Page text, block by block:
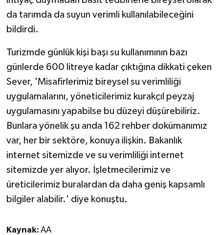
da tarımda da suyun verimli kullanılabileceğini
bildirdi.
Turizmde günlük kişi başı su kullanımının bazı
günlerde 600 litreye kadar çıktığına dikkati çeken
Sever, 'Misafirlerimiz bireysel su verimliliği
uygulamalarını, yöneticilerimiz kurakçıl peyzaj
uygulamasını yapabilse bu düzeyi düşürebiliriz.
Bunlara yönelik şu anda 162 rehber dokümanımız
var, her bir sektöre, konuya ilişkin. Bakanlık
internet sitemizde ve su verimliliği internet
sitemizde yer alıyor. İşletmecilerimiz ve
üreticilerimiz buralardan da daha geniş kapsamlı
bilgiler alabilir.' diye konuştu.
Kaynak: AA